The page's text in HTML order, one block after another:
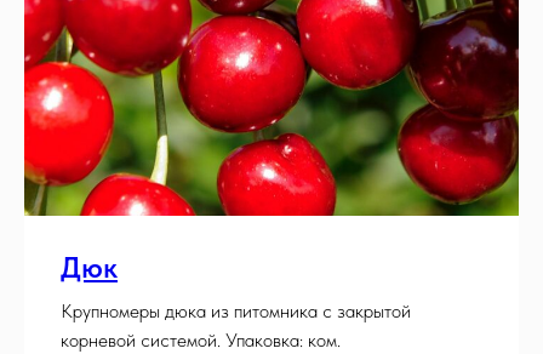
Дюк
Крупномеры дюка из питомника с закрытой
корневой системой. Упаковка: ком.